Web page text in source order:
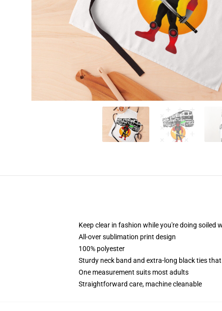
Keep clear in fashion while you're doing
All-over sublimation print design
100% polyester
Sturdy neck band and extra-long black ties
One measurement suits most adults
Straightforward care, machine cleanable